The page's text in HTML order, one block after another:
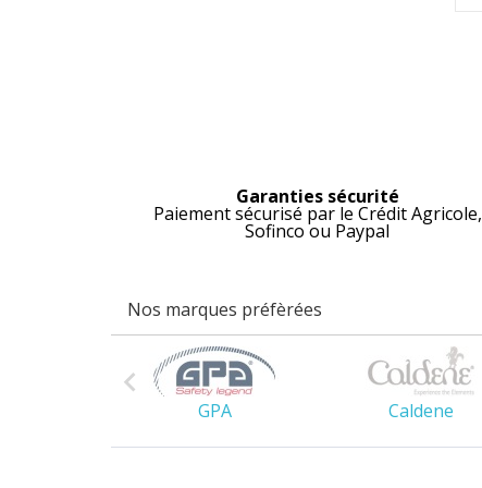
Garanties sécurité
Paiement sécurisé par le Crédit Agricole,
Sofinco ou Paypal
Nos marques préfèrées

GPA Caldene